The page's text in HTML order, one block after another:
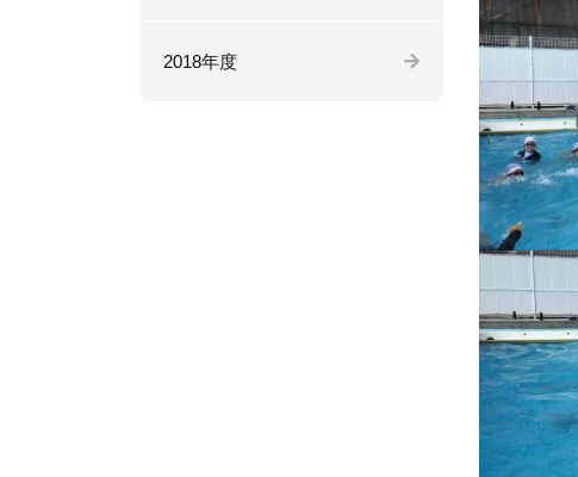
2018年度